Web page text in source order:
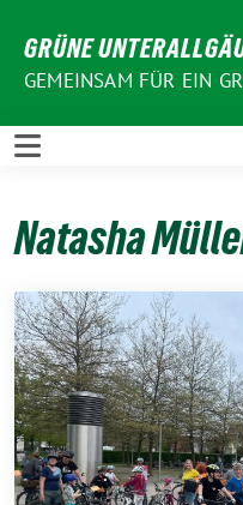
zum
Inhalt
GRÜNE
GEMEINSAM FÜR EIN
Natasha